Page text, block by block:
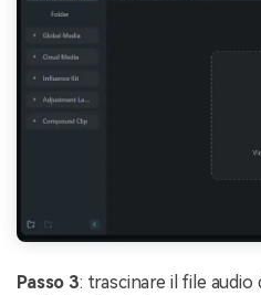
Passo 3: trascinare il file